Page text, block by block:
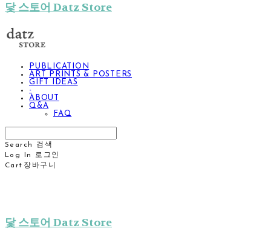
닻 스토어 Datz Store
PUBLICATION
ART PRINTS & POSTERS
GIFT IDEAS
-
ABOUT
Q&A
FAQ
Search
검색
Log In
로그인
Cart 장바구니
닻 스토어 Datz Store